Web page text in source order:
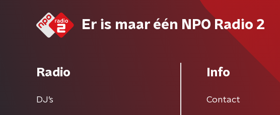
Er is maar één NPO Radio 2
Radio
DJ’s
Info
Contact